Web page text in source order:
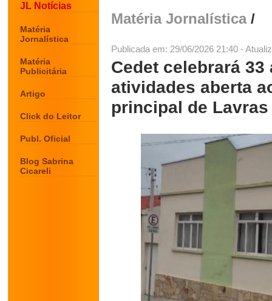
JL Notícias
Matéria
Jornalística
Matéria
Publicitária
Artigo
Click do Leitor
Publ. Oficial
Blog Sabrina
Cicareli
Matéria Jornalística/
Publicada em: 29/06/2026 21:40 -
Cedet celebrará
atividades aberta
principal de Lavras